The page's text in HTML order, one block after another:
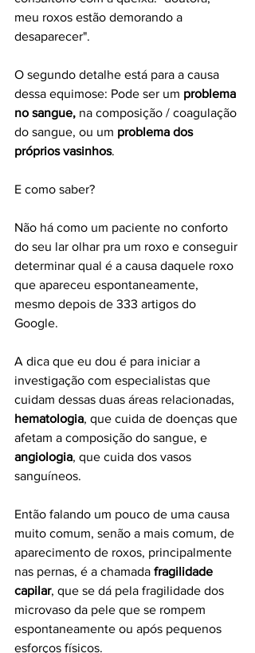
meu roxos estão demorando a
desaparecer".
O segundo detalhe está para a causa
dessa equimose: Pode ser um problema
no sangue, na composição / coagulação
do sangue, ou um problema dos
próprios vasinhos.
E como saber?
Não há como um paciente no conforto
do seu lar olhar pra um roxo e conseguir
determinar qual é a causa daquele roxo
que apareceu espontaneamente,
mesmo depois de 333 artigos do
Google.
A dica que eu dou é para iniciar a
investigação com especialistas que
cuidam dessas duas áreas relacionadas,
hematologia, que cuida de doenças que
afetam a composição do sangue, e
angiologia, que cuida dos vasos
sanguíneos.
Então falando um pouco de uma causa
muito comum, senão a mais comum, de
aparecimento de roxos, principalmente
nas pernas, é a chamada fragilidade
capilar, que se dá pela fragilidade dos
microvaso da pele que se rompem
espontaneamente ou após pequenos
esforços físicos.